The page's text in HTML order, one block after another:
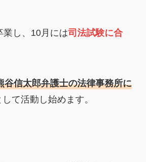
業し、10月には司法試験に合
谷信太郎弁護士の法律事務所に
て活動し始めます。